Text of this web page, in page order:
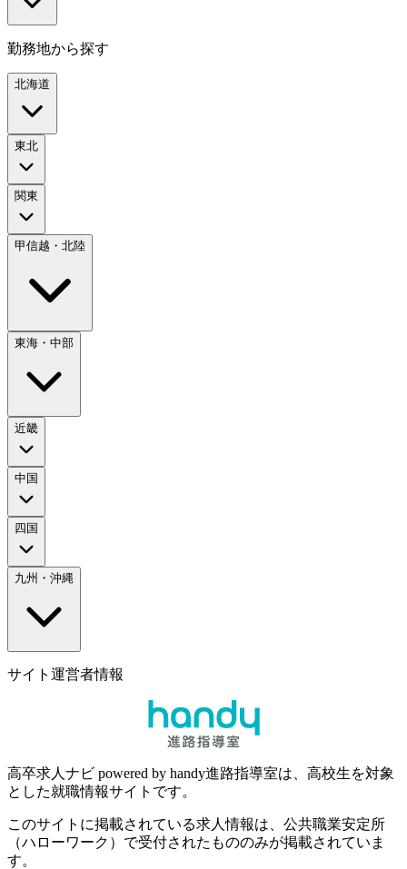
勤務地から探す
北海道
東北
関東
甲信越・北陸
東海・中部
近畿
中国
四国
九州・沖縄
サイト運営者情報
高卒求人ナビ powered by handy進路指導室は、高校生を対象
とした就職情報サイトです。
このサイトに掲載されている求人情報は、公共職業安定所
（ハローワーク）で受付されたもののみが掲載されていま
す。